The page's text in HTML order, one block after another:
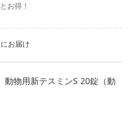
お得！
にお届け
動物用新テスミンS 20錠（動